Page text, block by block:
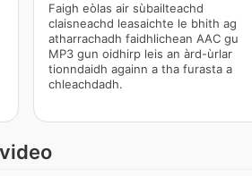
Faigh eòlas air sùbailteachd
claisneachd leasaichte le bhith ag
atharrachadh faidhlichean AAC gu
MP3 gun oidhirp leis an àrd-ùrlar
tionndaidh againn a tha furasta a
chleachdadh.